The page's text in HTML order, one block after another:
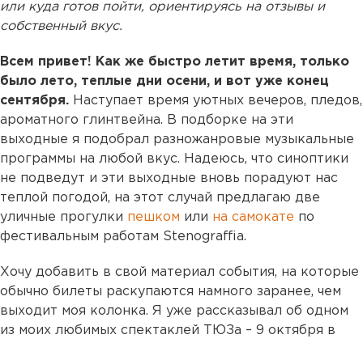
или куда готов пойти, ориентируясь на отзывы и
собственный вкус.
Всем привет! Как же быстро летит время, только
было лето, теплые дни осени, и вот уже конец
сентября. Наступает время уютных вечеров, пледов,
ароматного глинтвейна. В подборке на эти
выходные я подобрал разножанровые музыкальные
программы на любой вкус. Надеюсь, что синоптики
не подведут и эти выходные вновь порадуют нас
теплой погодой, на этот случай предлагаю две
уличные прогулки пешком или на самокате по
фестивальным работам Stenograffia.
Хочу добавить в свой материал события, на которые
обычно билеты раскупаются намного заранее, чем
выходит моя колонка. Я уже рассказывал об одном
из моих любимых спектаклей ТЮЗа – 9 октября в